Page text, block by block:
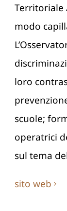
Territoriale
modo
loro
scuole;
operatrici
sul tema
sito web